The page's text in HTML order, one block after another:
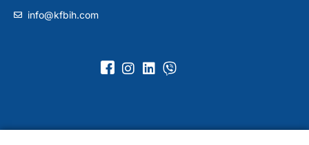
info@kfbih.com